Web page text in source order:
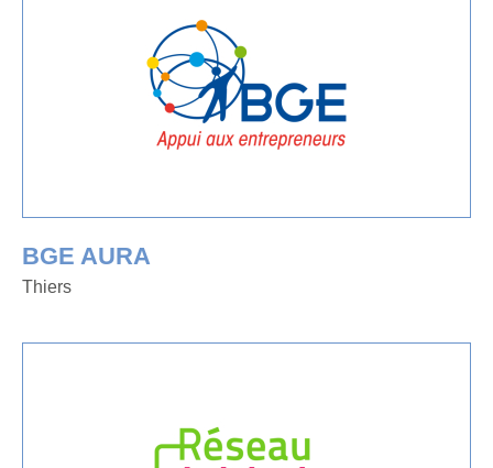
BGE AURA
Thiers